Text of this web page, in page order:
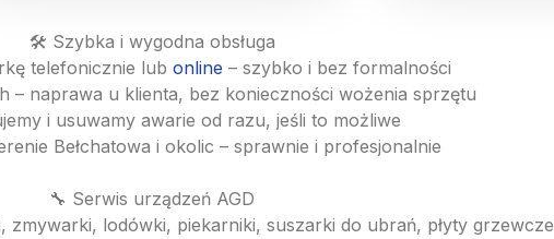
🛠️ Szybka i wygodna obsługa
telefonicznie lub online – szybko i bez formalności
– naprawa u klienta, bez konieczności wożenia sprzętu
i usuwamy awarie od razu, jeśli to możliwe
Bełchatowa i okolic – sprawnie i profesjonalnie
🔧 Serwis urządzeń AGD
zmywarki, lodówki, piekarniki, suszarki do ubrań, płyty grzewcze